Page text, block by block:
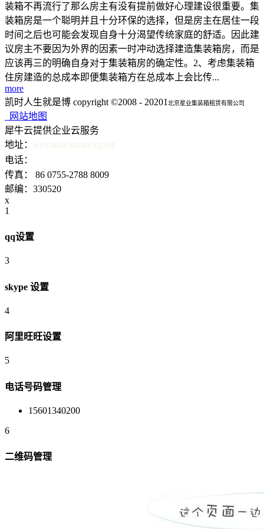
装箱不再流行了那么房主有没有提前做好心理建设很重要。集
装箱房是一个聪明并且十分环保的选择，但是房主在居住一段
时间之后也可能会发现自身十分渴望传统家庭的舒适。因此建
议房主不要因为外界的因素一时冲动选择建造集装箱房，而是
应该再三的明确自身对于集装箱房的确定性。2、考虑集装箱
住房建造的总成本即便集装箱方在总成本上会比传...
more
凯时人生就是博 copyright ©2008 - 20201 北京星业集装箱租赁有限公司
网站地图
犀牛云提供企业云服务
地址：
北京市顺义区南彩镇九王庄北路
电话：
传真： 86 0755-2788 8009
邮编：330520
x
1
qq设置
3
skype 设置
4
阿里旺旺设置
5
电话号码管理
15601340200
6
二维码管理